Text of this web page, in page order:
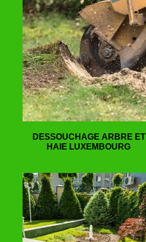
DESSOUCHAGE ARBRE ET
HAIE LUXEMBOURG